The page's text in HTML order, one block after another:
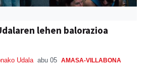
lehen balorazioa
Udala abu 05 AMASA-VILLABONA